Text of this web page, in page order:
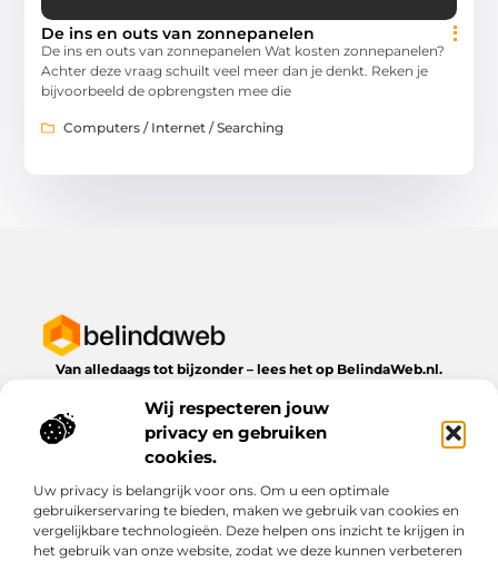
Wij respecteren jouw
privacy en gebruiken
cookies.
Uw privacy is belangrijk voor ons. Om u een optimale
gebruikerservaring te bieden, maken we gebruik van cookies en
vergelijkbare technologieën. Deze helpen ons inzicht te krijgen in
het gebruik van onze website, zodat we deze kunnen verbeteren
De ins en outs van zonnepanelen
De ins en outs van zonnepanelen Wat kosten zonnepanelen?
Achter deze vraag schuilt veel meer dan je denkt. Reken je
bijvoorbeeld de opbrengsten mee die
Computers / Internet / Searching
Van alledaags tot bijzonder – lees het op BelindaWeb.nl.
dagelijks leven te bieden heeft.
Bericht categorie
Onze informatie